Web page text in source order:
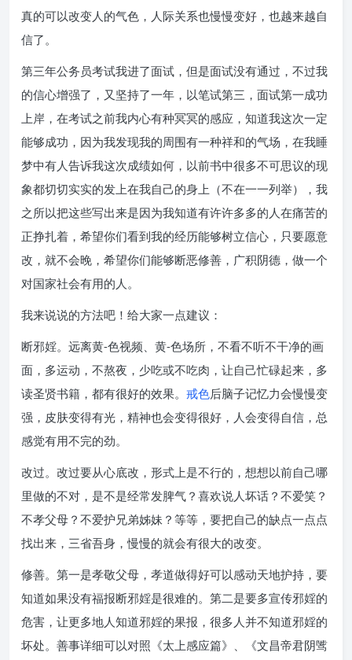
真的可以改变人的气色，人际关系也慢慢变好，也越来越自
信了。
第三年公务员考试我进了面试，但是面试没有通过，不过我
的信心增强了，又坚持了一年，以笔试第三，面试第一成功
上岸，在考试之前我内心有种冥冥的感应，知道我这次一定
能够成功，因为我发现我的周围有一种祥和的气场，在我睡
梦中有人告诉我这次成绩如何，以前书中很多不可思议的现
象都切切实实的发上在我自己的身上（不在一一列举），我
之所以把这些写出来是因为我知道有许许多多的人在痛苦的
正挣扎着，希望你们看到我的经历能够树立信心，只要愿意
改，就不会晚，希望你们能够断恶修善，广积阴德，做一个
对国家社会有用的人。
我来说说的方法吧！给大家一点建议：
断邪婬。远离黄-色视频、黄-色场所，不看不听不干净的画
面，多运动，不熬夜，少吃或不吃肉，让自己忙碌起来，多
读圣贤书籍，都有很好的效果。 戒色后脑子记忆力会慢慢变
强，皮肤变得有光，精神也会变得很好，人会变得自信，总
感觉有用不完的劲。
改过。改过要从心底改，形式上是不行的，想想以前自己哪
里做的不对，是不是经常发脾气？喜欢说人坏话？不爱笑？
不孝父母？不爱护兄弟姊妹？等等，要把自己的缺点一点点
找出来，三省吾身，慢慢的就会有很大的改变。
修善。第一是孝敬父母，孝道做得好可以感动天地护持，要
知道如果没有福报断邪婬是很难的。第二是要多宣传邪婬的
危害，让更多地人知道邪婬的果报，很多人并不知道邪婬的
坏处。善事详细可以对照《太上感应篇》、《文昌帝君阴骘